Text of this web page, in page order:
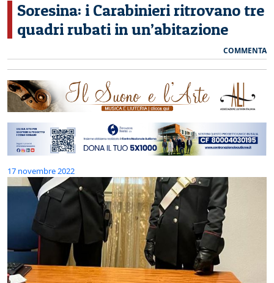
Soresina: i Carabinieri ritrovano tre
quadri rubati in un’abitazione
COMMENTA
17 novembre 2022